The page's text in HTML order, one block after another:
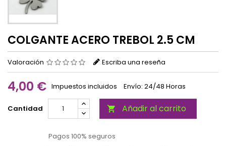
COLGANTE ACERO TREBOL 2.5 CM
Valoración Escriba una reseña
4,00 € Impuestos incluidos Envío: 24/48 Horas
Cantidad  Añadir al carrito
Pagos 100% seguros